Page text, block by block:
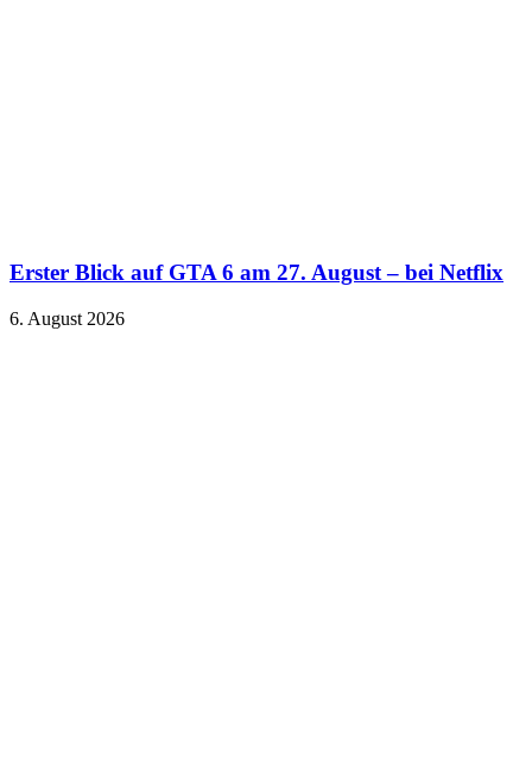
Erster Blick auf GTA 6 am 27. August – bei Netflix
6. August 2026